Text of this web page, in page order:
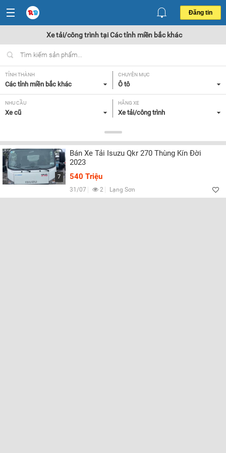
Đăng tin
Xe tải/công trình tại Các tỉnh miền bắc khác
TỈNH THÀNH
Các tỉnh miền bắc khác
CHUYÊN MỤC
Ô tô
NHU CẦU
Xe cũ
HÃNG XE
Xe tải/công trình
Tất cả
NĂM SẢN XUẤT
Tất cả
GIÁ XE
Tất cả
Tất cả
7
Bán Xe Tải Isuzu Qkr 270 Thùng Kín Đời
2023
540 Triệu
31/07 2 Lạng Sơn